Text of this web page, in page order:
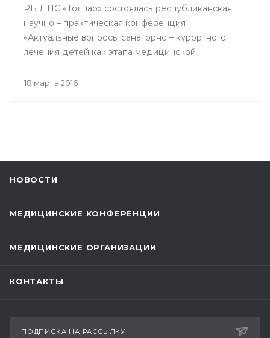
РБ ДПС «Толпар» состоялась республиканская
научно – практическая конференция
«Актуальные вопросы санаторно – курортного
лечения детей как этапа медицинской
санатории», посвященная 80 – летнему юбилею
18 марта 2016
НОВОСТИ
МЕДИЦИНСКИЕ КОНФЕРЕНЦИИ
МЕДИЦИНСКИЕ ОРГАНИЗАЦИИ
КОНТАКТЫ
ПОДПИСКА НА РАССЫЛКУ